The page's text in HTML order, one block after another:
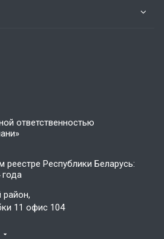
ответственностью
реестре Республики Беларусь:
район,
11 офис 104